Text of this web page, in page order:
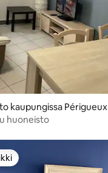
kaupungissa Périgueux
huoneisto